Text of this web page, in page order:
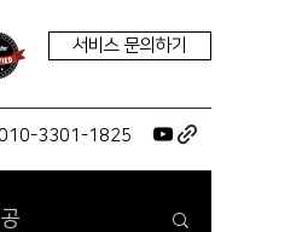
서비스 문의하기
3301-1825